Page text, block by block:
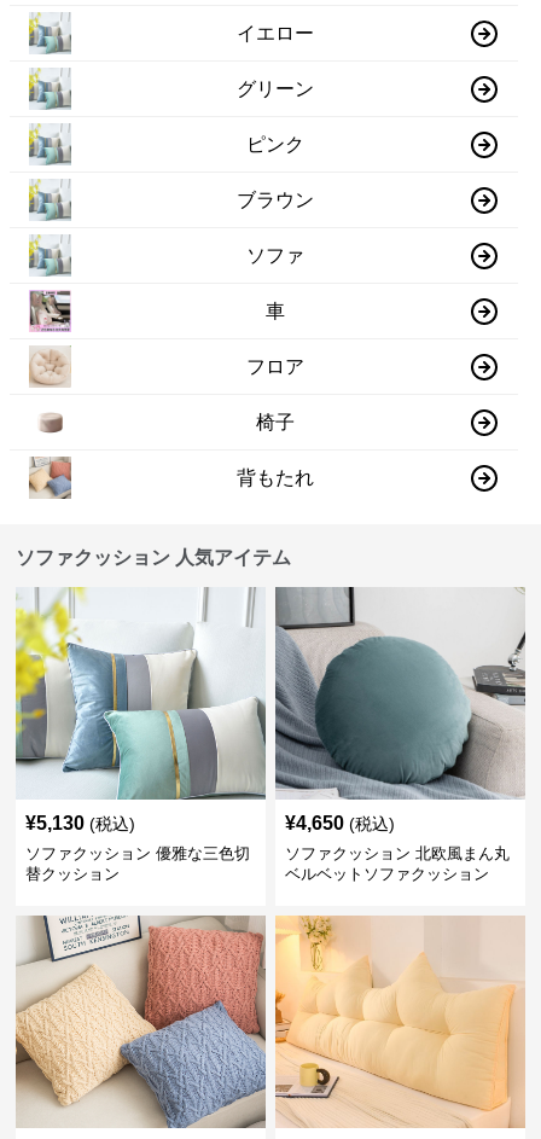
イエロー
グリーン
ピンク
ブラウン
ソファ
車
フロア
椅子
背もたれ
ソファクッション 人気アイテム
¥5,130 (税込)
ソファクッション 優雅な三色切
替クッション
¥4,650 (税込)
ソファクッション 北欧風まん丸
ベルベットソファクッション